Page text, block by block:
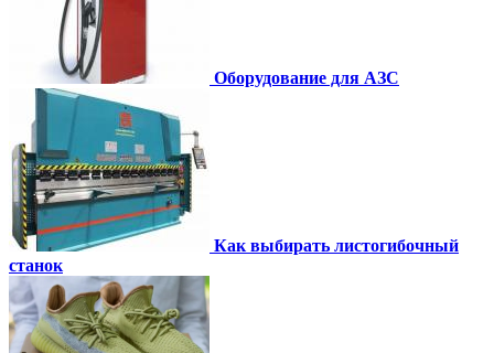
Оборудование для АЗС
Как выбирать листогибочный
станок